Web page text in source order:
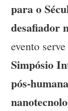
para o
desafiador
evento
Simpósio
pós-